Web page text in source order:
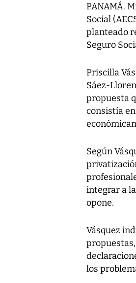
PANAMÁ.
Social
planteado
Seguro
Priscilla
Sáez-
propuesta
consistía
Según
integrar a
opone.
Vásquez
propuestas,
los